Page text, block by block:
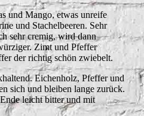
und Mango, etwas unreife
und Stachelbeeren. Sehr
sehr cremig, wird dann
Zimt und Pfeffer
der richtig schön zwiebelt.
Eichenholz, Pfeffer und
sich und bleiben lange zurück.
leicht bitter und mit